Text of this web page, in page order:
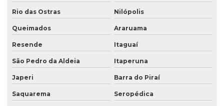
Rio das Ostras Nilópolis
Queimados Araruama
Resende Itaguaí
São Pedro da Aldeia Itaperuna
Japeri Barra do Piraí
Saquarema Seropédica